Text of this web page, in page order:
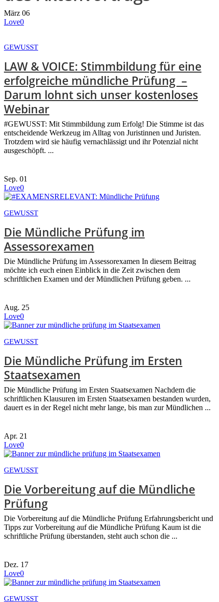
März 06
Love0
GEWUSST
LAW & VOICE: Stimmbildung für eine
erfolgreiche mündliche Prüfung –
Darum lohnt sich unser kostenloses
Webinar
#GEWUSST: Mit Stimmbildung zum Erfolg! Die Stimme ist das
entscheidende Werkzeug im Alltag von Juristinnen und Juristen.
Trotzdem wird sie häufig vernachlässigt und ihr Potenzial nicht
ausgeschöpft. ...
Sep. 01
Love0
GEWUSST
Die Mündliche Prüfung im
Assessorexamen
Die Mündliche Prüfung im Assessorexamen In diesem Beitrag
möchte ich euch einen Einblick in die Zeit zwischen dem
schriftlichen Examen und der Mündlichen Prüfung geben. ...
Aug. 25
Love0
GEWUSST
Die Mündliche Prüfung im Ersten
Staatsexamen
Die Mündliche Prüfung im Ersten Staatsexamen Nachdem die
schriftlichen Klausuren im Ersten Staatsexamen bestanden wurden,
dauert es in der Regel nicht mehr lange, bis man zur Mündlichen ...
Apr. 21
Love0
GEWUSST
Die Vorbereitung auf die Mündliche
Prüfung
Die Vorbereitung auf die Mündliche Prüfung Erfahrungsbericht und
Tipps zur Vorbereitung auf die Mündliche Prüfung Kaum ist die
schriftliche Prüfung überstanden, steht auch schon die ...
Dez. 17
Love0
GEWUSST